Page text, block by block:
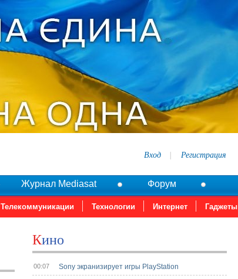
Вход Регистрация
Телекоммуникации Технологии Интернет Гаджеты
Журнал Mediasat Форум
Кино
00:07 Sony экранизирует игры PlayStation